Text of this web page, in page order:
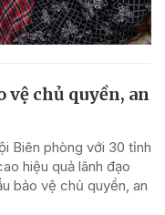
vệ chủ quyền, an
Biên phòng với 30 tỉnh
hiệu quả lãnh đạo
bảo vệ chủ quyền, an